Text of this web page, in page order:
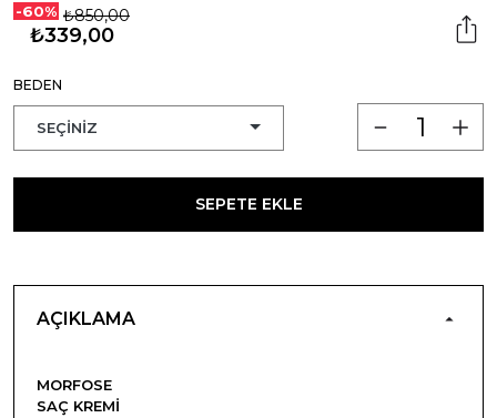
-60% ₺850,00
₺339,00
BEDEN
SEPETE EKLE
AÇIKLAMA
MORFOSE
SAÇ KREMI